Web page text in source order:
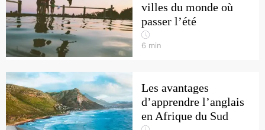
villes du monde où
passer l’été
6 min
Les avantages
d’apprendre l’anglais
en Afrique du Sud